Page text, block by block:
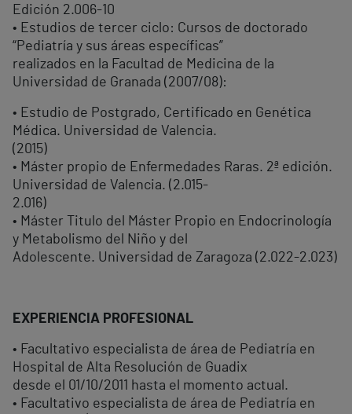
Edición 2.006-10
• Estudios de tercer ciclo: Cursos de doctorado
“Pediatría y sus áreas específicas”
realizados en la Facultad de Medicina de la
Universidad de Granada (2007/08):
• Estudio de Postgrado, Certificado en Genética
Médica. Universidad de Valencia.
(2015)
• Máster propio de Enfermedades Raras. 2ª edición.
Universidad de Valencia. (2.015-
2.016)
• Máster Titulo del Máster Propio en Endocrinología
y Metabolismo del Niño y del
Adolescente. Universidad de Zaragoza (2.022-2.023)
EXPERIENCIA PROFESIONAL
• Facultativo especialista de área de Pediatría en
Hospital de Alta Resolución de Guadix
desde el 01/10/2011 hasta el momento actual.
• Facultativo especialista de área de Pediatría en